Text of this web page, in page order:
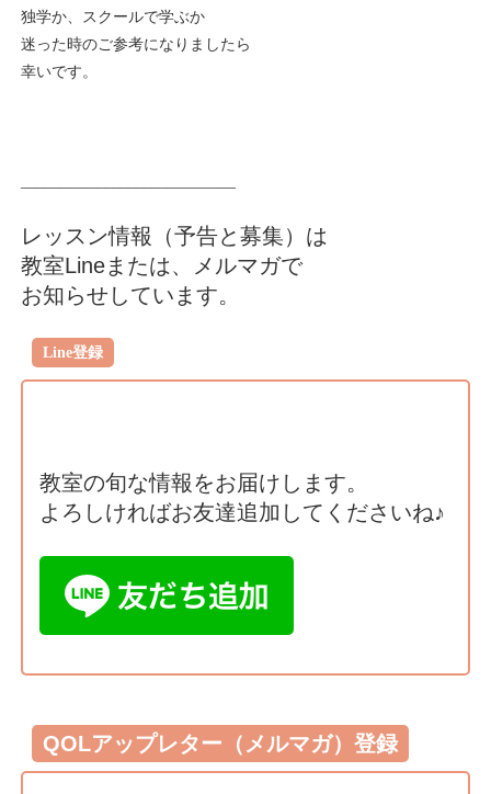
独学か、スクールで学ぶか
迷った時のご参考になりましたら
幸いです。
レッスン情報（予告と募集）は
教室Lineまたは、メルマガで
お知らせしています。
Line登録
教室の旬な情報をお届けします。
よろしければお友達追加してくださいね♪
QOLアップレター（メルマガ）登録